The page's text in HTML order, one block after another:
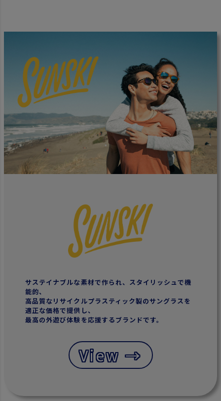
サステイナブルな素材で作られ、スタイリッシュで機
能的、
高品質なリサイクルプラスティック製のサングラスを
適正な価格で提供し、
最高の外遊び体験を応援するブランドです。
View →